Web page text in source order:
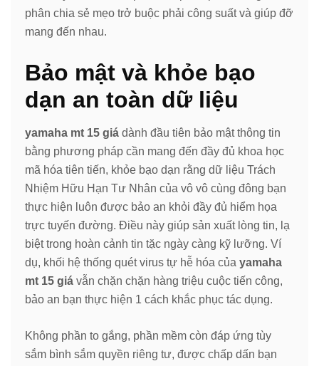
phân chia sẻ mẹo trở buộc phải công suất và giúp đỡ
mang đến nhau.
Bảo mật và khỏe bạo
dạn an toàn dữ liệu
yamaha mt 15 giá dành đầu tiên bảo mật thông tin
bằng phương pháp cần mang đến đầy đủ khoa học
mã hóa tiên tiến, khỏe bạo dạn rằng dữ liệu Trách
Nhiệm Hữu Hạn Tư Nhân của vô vô cùng đông bạn
thực hiện luôn được bảo an khỏi đầy đủ hiểm họa
trực tuyến đường. Điều này giúp sản xuất lòng tin, lạ
biệt trong hoàn cảnh tin tặc ngày càng kỹ lưỡng. Ví
dụ, khối hệ thống quét virus tự hễ hóa của yamaha
mt 15 giá vẫn chặn chặn hàng triệu cuộc tiến công,
bảo an bạn thực hiện 1 cách khắc phục tác dụng.
Không phần to gắng, phần mềm còn đáp ứng tùy
sắm bình sắm quyền riêng tư, được chấp dấn bạn